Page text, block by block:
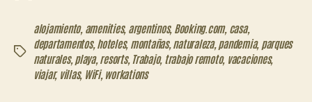
Etiquetas
alojamiento, amenities, argentinos, Booking.com, casa,
departamentos, hoteles, montañas, naturaleza, pandemia, parques
naturales, playa, resorts, Trabajo, trabajo remoto, vacaciones,
viajar, villas, WiFi, workations